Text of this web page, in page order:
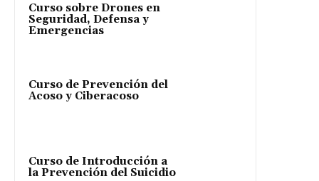
Curso sobre Drones en
Seguridad, Defensa y
Emergencias
Curso de Prevención del
Acoso y Ciberacoso
Curso de Introducción a
la Prevención del Suicidio